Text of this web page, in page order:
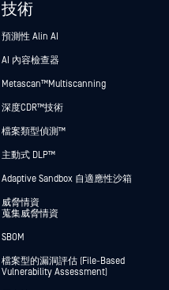
技術
預測性 Alin AI
AI 內容檢查器
Metascan™ Multiscanning
深度CDR™技術
檔案類型偵測™
主動式 DLP™
Adaptive Sandbox 自適應性沙箱
威脅情資
蒐集威脅情資
SBOM
檔案型的漏洞評估 (File-Based
Vulnerability Assessment)